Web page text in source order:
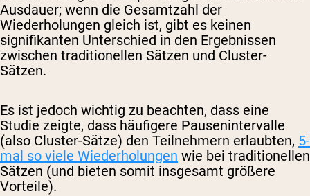
Ausdauer; wenn die Gesamtzahl der
Wiederholungen gleich ist, gibt es keinen
signifikanten Unterschied in den Ergebnissen
zwischen traditionellen Sätzen und Cluster-
Sätzen.
Es ist jedoch wichtig zu beachten, dass eine
Studie zeigte, dass häufigere Pausenintervalle
(also Cluster-Sätze) den Teilnehmern erlaubten, 5-
mal so viele Wiederholungen wie bei traditionellen
Sätzen (und bieten somit insgesamt größere
Vorteile).